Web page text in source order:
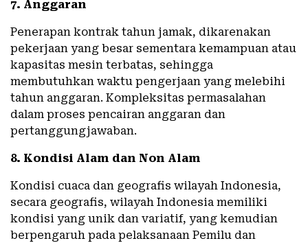
7. Anggaran
Penerapan kontrak tahun jamak, dikarenakan
pekerjaan yang besar sementara kemampuan atau
kapasitas mesin terbatas, sehingga
membutuhkan waktu pengerjaan yang melebihi
tahun anggaran. Kompleksitas permasalahan
dalam proses pencairan anggaran dan
pertanggungjawaban.
8. Kondisi Alam dan Non Alam
Kondisi cuaca dan geografis wilayah Indonesia,
secara geografis, wilayah Indonesia memiliki
kondisi yang unik dan variatif, yang kemudian
berpengaruh pada pelaksanaan Pemilu dan